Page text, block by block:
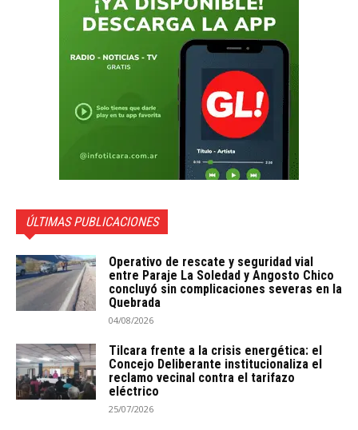
ÚLTIMAS PUBLICACIONES
Operativo de rescate y seguridad vial
entre Paraje La Soledad y Angosto Chico
concluyó sin complicaciones severas en la
Quebrada
04/08/2026
Tilcara frente a la crisis energética: el
Concejo Deliberante institucionaliza el
reclamo vecinal contra el tarifazo
eléctrico
25/07/2026